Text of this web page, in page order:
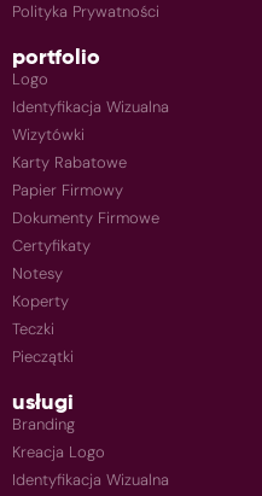
Polityka Prywatności
portfolio
Logo
Identyfikacja Wizualna
Wizytówki
Karty Rabatowe
Papier Firmowy
Dokumenty Firmowe
Certyfikaty
Notesy
Koperty
Teczki
Pieczątki
usługi
Branding
Kreacja Logo
Identyfikacja Wizualna